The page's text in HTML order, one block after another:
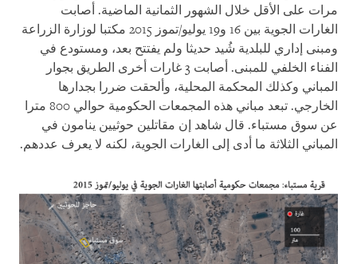
مرات على الأقل خلال الشهور الثمانية الماضية. أصابت
الغارات الجوية بين 16 و19 يوليو/تموز 2015 مكتبا لوزارة الزراعة
ومبنى إداري للبلدية شُيد حديثا ولم يفتتح بعد، ومستودع في
الفناء الخلفي للمبنى. أصابت 3 غارات أخرى الطريق بجوار
المباني وكذلك المحكمة المحلية، وألحقت ضررا بجدارها
الخارجي. تبعد مباني هذه المجمعات الحكومية حوالي 800 مترا
عن سوق مستباء. قال شاهد إن مقاتلين حوثيين ينامون في
المباني الثلاثة ما أدى إلى الغارات الجوية، لكنه لا يعرف عددهم.